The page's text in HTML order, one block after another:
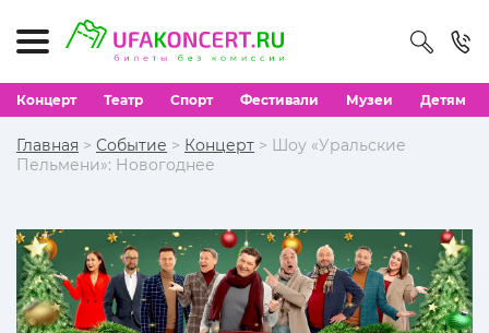
Концерт Театр Спорт Фестивали Музеи Детям
Главная > Событие > Концерт > Шоу «Уральские
Пельмени»: Новогоднее